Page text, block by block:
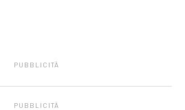
PUBBLICITÀ
PUBBLICITÀ